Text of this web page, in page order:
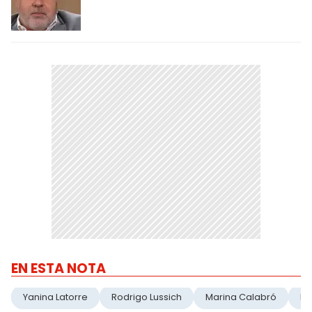
EN ESTA NOTA
Yanina Latorre Rodrigo Lussich Marina Calabró